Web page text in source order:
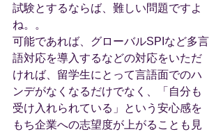
試験とするならば、難しい問題ですよ
ね。。
可能であれば、グローバルSPIなど多言
語対応を導入するなどの対応をいただ
ければ、留学生にとって言語面でのハ
ンデがなくなるだけでなく、「自分も
受け入れられている」という安心感を
もち企業への志望度が上がることも見